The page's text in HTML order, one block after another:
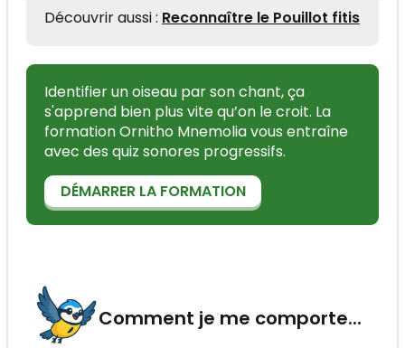
Découvrir aussi : Reconnaître le Pouillot fitis
Identifier un oiseau par son chant, ça
s'apprend bien plus vite qu’on le croit. La
formation Ornitho Mnemolia vous entraîne
avec des quiz sonores progressifs.
DÉMARRER LA FORMATION
Comment je me comporte...